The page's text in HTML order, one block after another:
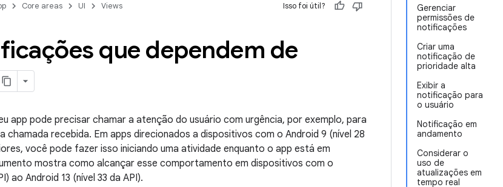
Gerenciar
permissões de
notificações
Criar uma
notificação de
prioridade alta
Exibir a
notificação para
o usuário
Notificação em
andamento
Considerar o
uso de
atualizações em
tempo real
Core areas UI Views Isso foi útil?
que dependem de
app pode precisar chamar a atenção do usuário com urgência, por exemplo, para
chamada recebida. Em apps direcionados a dispositivos com o Android 9 (nível 28
você pode fazer isso iniciando uma atividade enquanto o app está em
mostra como alcançar esse comportamento em dispositivos com o
ao Android 13 (nível 33 da API).